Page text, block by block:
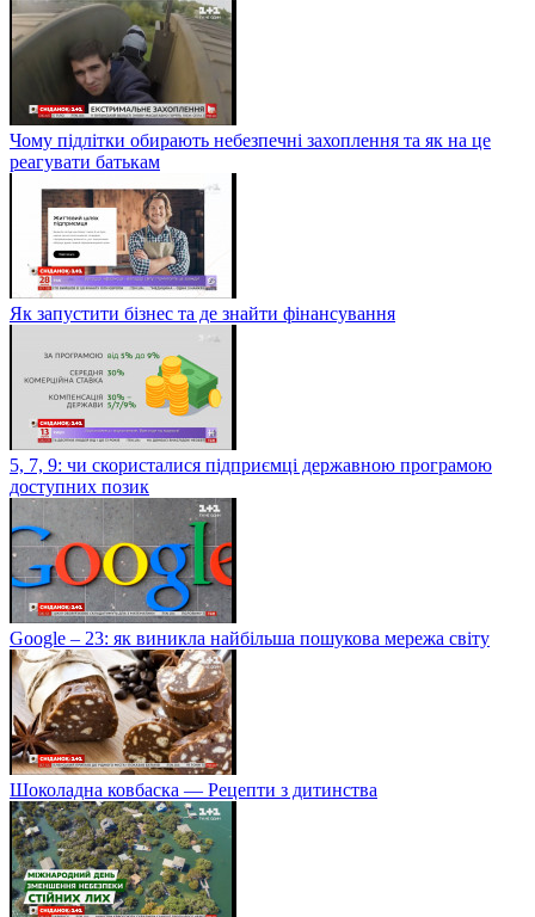
Чому підлітки обирають небезпечні захоплення та як на це
реагувати батькам
Як запустити бізнес та де знайти фінансування
5, 7, 9: чи скористалися підприємці державною програмою
доступних позик
Google – 23: як виникла найбільша пошукова мережа світу
Шоколадна ковбаска — Рецепти з дитинства